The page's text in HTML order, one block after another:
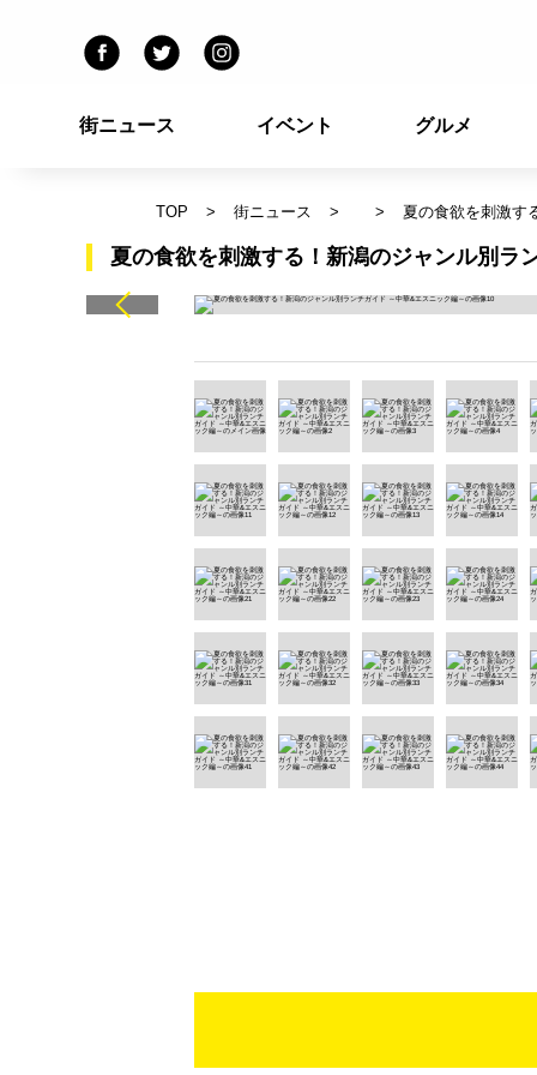
街ニュース イベント グルメ
TOP 街ニュース 夏の食欲を刺激す
夏の食欲を刺激する！新潟のジャンル別ラ